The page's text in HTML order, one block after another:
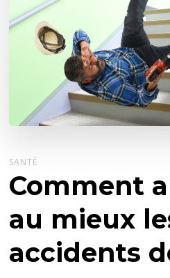
SANTÉ
Comment
au mieux
accidents